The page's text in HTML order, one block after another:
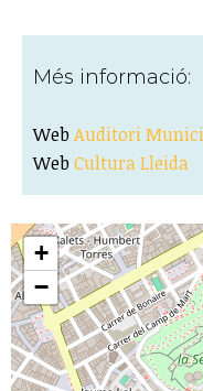
Més informació:
Web Auditori
Web Cultura Lleida
+
−